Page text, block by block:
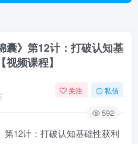
》第12计：打破认知基
频课程】
关注 私信
592
12计：打破认知基础性获利